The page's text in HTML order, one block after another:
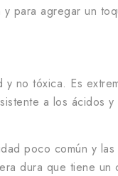
para agregar un
no tóxica. Es
a los ácidos
poco común y
dura que tiene un